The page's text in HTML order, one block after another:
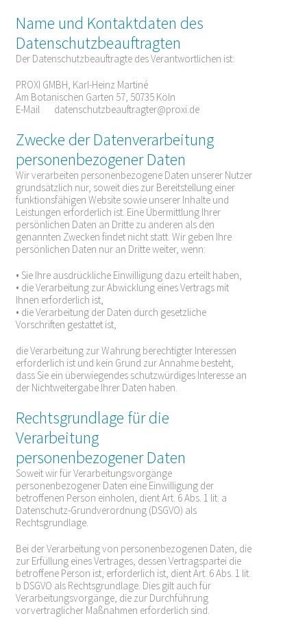
Name und Kontaktdaten des
Datenschutzbeauftragten
Der Datenschutzbeauftragte des Verantwortlichen ist:
PROXI GMBH, Karl-Heinz Martiné
Am Botanischen Garten 57, 50735 Köln
E-Mail
datenschutzbeauftragter@proxi.de
Zwecke der Datenverarbeitung
personenbezogener Daten
Wir verarbeiten personenbezogene Daten unserer Nutzer
grundsätzlich nur, soweit dies zur Bereitstellung einer
funktionsfähigen Website sowie unserer Inhalte und
Leistungen erforderlich ist. Eine Übermittlung Ihrer
persönlichen Daten an Dritte zu anderen als den
genannten Zwecken findet nicht statt. Wir geben Ihre
persönlichen Daten nur an Dritte weiter, wenn:
• Sie Ihre ausdrückliche Einwilligung dazu erteilt haben,
• die Verarbeitung zur Abwicklung eines Vertrags mit
Ihnen erforderlich ist,
• die Verarbeitung der Daten durch gesetzliche
Vorschriften gestattet ist,
die Verarbeitung zur Wahrung berechtigter Interessen
erforderlich ist und kein Grund zur Annahme besteht,
dass Sie ein überwiegendes schutzwürdiges Interesse an
der Nichtweitergabe Ihrer Daten haben.
Rechtsgrundlage für die
Verarbeitung
personenbezogener Daten
Soweit wir für Verarbeitungsvorgänge
personenbezogener Daten eine Einwilligung der
betroffenen Person einholen, dient Art. 6 Abs. 1 lit. a
Datenschutz-Grundverordnung (DSGVO) als
Rechtsgrundlage.
Bei der Verarbeitung von personenbezogenen Daten, die
zur Erfüllung eines Vertrages, dessen Vertragspartei die
betroffene Person ist, erforderlich ist, dient Art. 6 Abs. 1 lit.
b DSGVO als Rechtsgrundlage. Dies gilt auch für
Verarbeitungsvorgänge, die zur Durchführung
vorvertraglicher Maßnahmen erforderlich sind.